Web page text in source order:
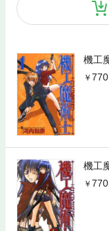
機工
770
機工
770